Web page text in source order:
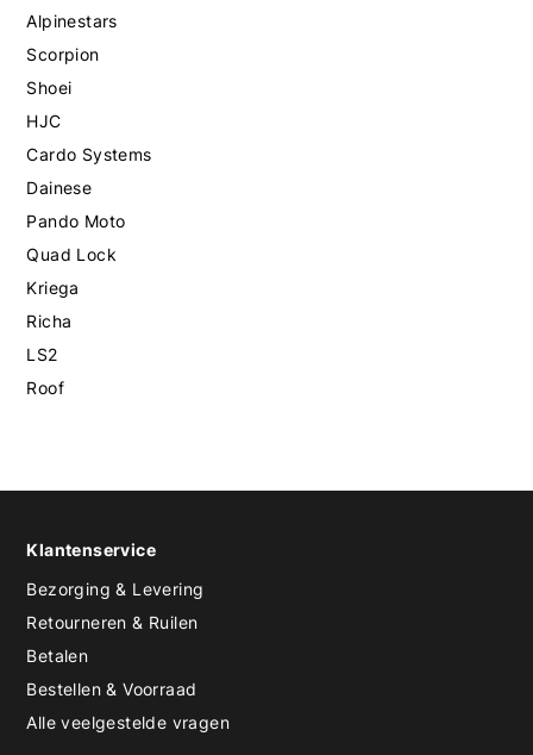
Alpinestars
Scorpion
Shoei
HJC
Cardo Systems
Dainese
Pando Moto
Quad Lock
Kriega
Richa
LS2
Roof
Klantenservice
Bezorging & Levering
Retourneren & Ruilen
Betalen
Bestellen & Voorraad
Alle veelgestelde vragen